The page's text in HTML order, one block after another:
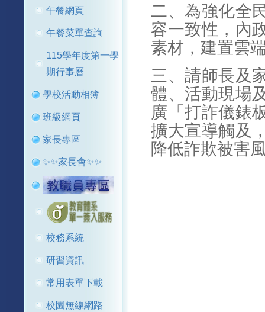
午餐網頁
午餐菜單查詢
115學年度第一學
期行事曆
學校活動相簿
班級網頁
家長專區
✨✨家長會✨✨
校務系統
研習資訊
常用表單下載
校園無線網路
二、為強化全
容一致性，內
素材，建置雲
三、請師長及
體、活動現場
廣「打詐儀錶
擴大宣導觸及
降低詐欺被害